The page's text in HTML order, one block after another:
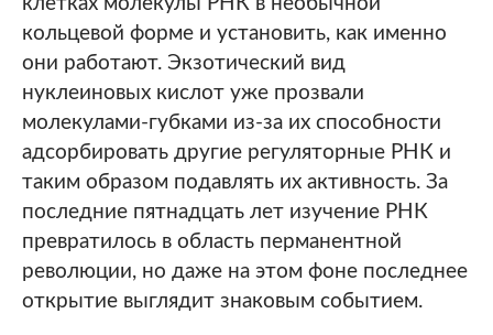
кольцевой форме и установить, как именно
они работают. Экзотический вид
нуклеиновых кислот уже прозвали
молекулами-губками из-за их способности
адсорбировать другие регуляторные РНК и
таким образом подавлять их активность. За
последние пятнадцать лет изучение РНК
превратилось в область перманентной
революции, но даже на этом фоне последнее
открытие выглядит знаковым событием.